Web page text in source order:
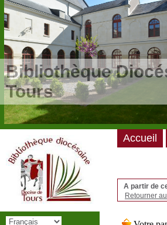
/**/
Bibliothèque
Tours
A partir de
Retourner
Accueil